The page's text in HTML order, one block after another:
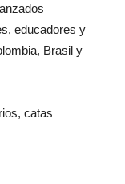
educadores y
Brasil y
catas